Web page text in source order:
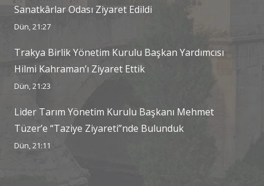
Sanatkârlar Odası Ziyaret Edildi
Dün, 21:27
Trakya Birlik Yönetim Kurulu Başkan Yardımcısı
Hilmi Kahraman’ı Ziyaret Ettik
Dün, 21:23
Lider Tarım Yönetim Kurulu Başkanı Mehmet
Tüzer’e “Taziye Ziyareti”nde Bulunduk
Dün, 21:11